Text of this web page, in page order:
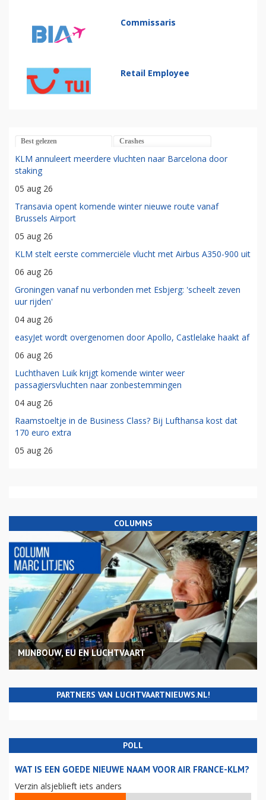
Commissaris
Retail Employee
Best gelezen Crashes
KLM annuleert meerdere vluchten naar Barcelona door
staking
05 aug 26
Transavia opent komende winter nieuwe route vanaf
Brussels Airport
05 aug 26
KLM stelt eerste commerciële vlucht met Airbus A350-900 uit
06 aug 26
Groningen vanaf nu verbonden met Esbjerg: 'scheelt zeven
uur rijden'
04 aug 26
easyJet wordt overgenomen door Apollo, Castlelake haakt af
06 aug 26
Luchthaven Luik krijgt komende winter weer
passagiersvluchten naar zonbestemmingen
04 aug 26
Raamstoeltje in de Business Class? Bij Lufthansa kost dat
170 euro extra
05 aug 26
COLUMNS
MIJNBOUW, EU EN LUCHTVAART
PARTNERS VAN LUCHTVAARTNIEUWS.NL!
POLL
WAT IS EEN GOEDE NIEUWE NAAM VOOR AIR FRANCE-KLM?
Verzin alsjeblieft iets anders